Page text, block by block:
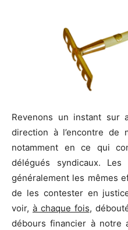
Revenons un instant sur
direction à l’encontre de
notamment en ce qui
délégués syndicaux. Les
généralement les mêmes
de les contester en
voir, à chaque fois,
débours financier à notre